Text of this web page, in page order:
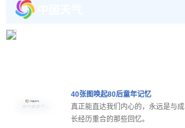
40张图唤起80后童年记忆
真正能直达我们内心的，永远是与成
长经历重合的那些回忆。